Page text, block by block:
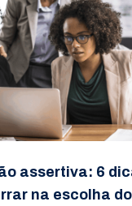
assertiva: 6
na escolha do